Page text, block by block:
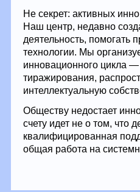
Не секрет: активных
Наш центр, недавно
деятельность, помогать
технологии. Мы
инновационного цикла —
тиражирования,
интеллектуальную
Обществу недостает
счету идет не о том, что
квалифицированная
общая работа на